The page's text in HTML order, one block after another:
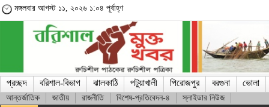
মঙ্গলবার আগস্ট ১১, ২০২৬ ১:০৪ পূর্বাহ্ণ
প্রচ্ছদ বরিশাল-বিভাগ ঝালকাঠি পটুয়াখালী পিরোজপুর বরগুনা ভোলা
আন্তর্জাতিক জাতীয় রাজনীতি বিশেষ-প্রতিবেদন-৪ স্লাইডার নিউজ